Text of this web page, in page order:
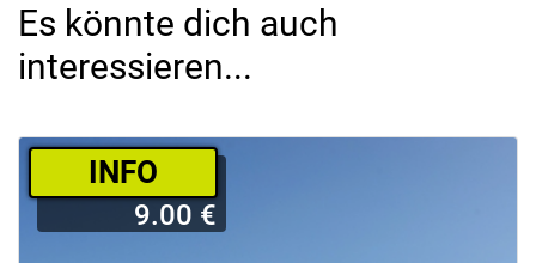
Es könnte dich auch
interessieren...
­INFO
9.00 €